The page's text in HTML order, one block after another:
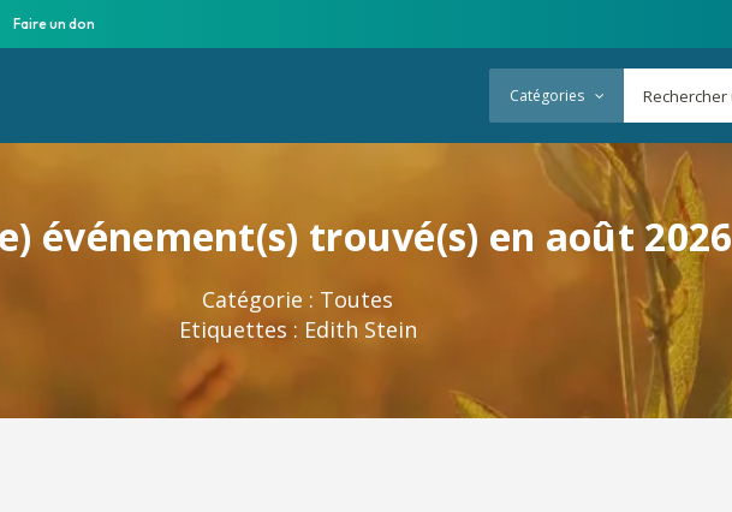
Faire un don
Catégories
événement(s) trouvé(s) en août 2026
Catégorie : Toutes
Etiquettes : Edith Stein